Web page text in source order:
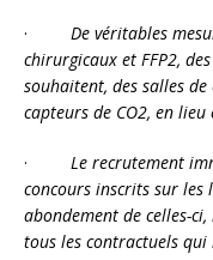
· De véritables
chirurgicaux et FFP2,
souhaitent, des salles
capteurs de CO2, en
· Le recrutement
concours inscrits sur les
abondement de celles-
tous les contractuels